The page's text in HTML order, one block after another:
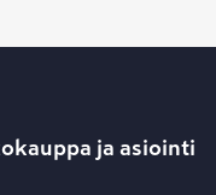
ja asiointi